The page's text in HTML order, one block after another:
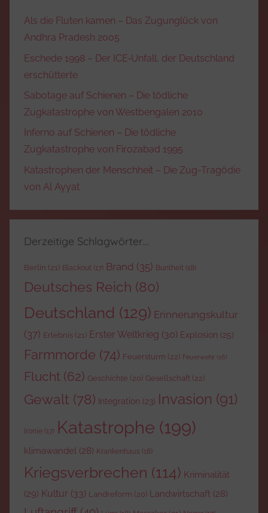
Als die Fluten kamen – Das Zugunglück von
Andhra Pradesh 2005
Eschede 1998 – Der ICE‑Unfall, der Deutschland
erschütterte
Sabotage auf Schienen – Die tödliche
Zugkatastrophe von Westbengalen 2010
Inferno auf Schienen – Die tödliche
Zugkatastrophe von Firozabad 1995
Katastrophen der Menschheit – Die Zug-Tragödie
von Al Ayyat
Derzeitige Schlagwörter…
Berlin (21) Blackout (17) Brand (35) Buntheit (18)
Deutsches Reich (80)
Deutschland (129) Erinnerungskultur
(37) Erlebnis (21) Erster Weltkrieg (30) Explosion (25)
Farmmorde (74) Feuersturm (22) Feuerwehr (16)
Flucht (62) Geschichte (20) Gesellschaft (22)
Gewalt (78) Integration (23) Invasion (91)
Ironie (17) Katastrophe (199)
klimawandel (28) Krankenhaus (18)
Kriegsverbrechen (114) Kriminalität
(29) Kultur (33) Landreform (20) Landwirtschaft (28)